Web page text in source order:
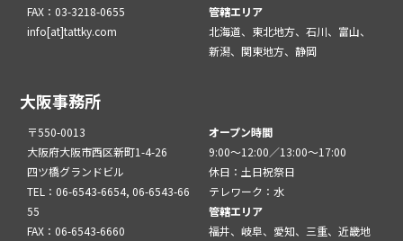
FAX：03-3218-0655
info[at]tattky.com
管轄エリア
北海道、東北地方、石川、富山、
新潟、関東地方、静岡
大阪事務所
〒550-0013
大阪府大阪市西区新町1-4-26
四ツ橋グランドビル
TEL：06-6543-6654, 06-6543-66
55
FAX：06-6543-6660
オープン時間
9:00～12:00／13:00～17:00
休日：土日祝祭日
テレワーク：水
管轄エリア
福井、岐阜、愛知、三重、近畿地